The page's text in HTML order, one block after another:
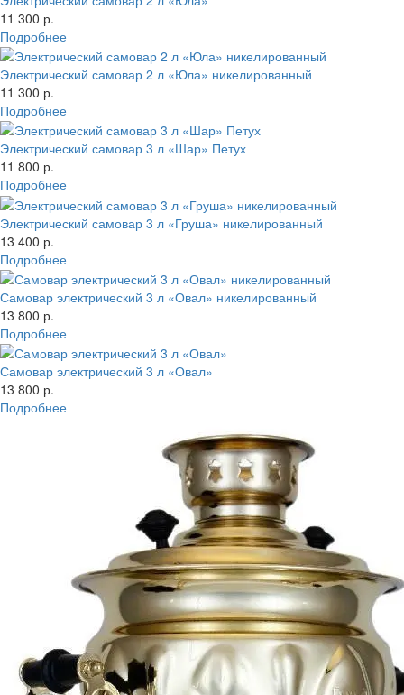
11 300 р.
Подробнее
Электрический самовар 2 л «Юла» никелированный
11 300 р.
Подробнее
Электрический самовар 3 л «Шар» Петух
11 800 р.
Подробнее
Электрический самовар 3 л «Груша» никелированный
13 400 р.
Подробнее
Самовар электрический 3 л «Овал» никелированный
13 800 р.
Подробнее
Самовар электрический 3 л «Овал»
13 800 р.
Подробнее